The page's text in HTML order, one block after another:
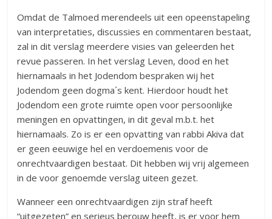
Omdat de Talmoed merendeels uit een opeenstapeling
van interpretaties, discussies en commentaren bestaat,
zal in dit verslag meerdere visies van geleerden het
revue passeren. In het verslag Leven, dood en het
hiernamaals in het Jodendom bespraken wij het
Jodendom geen dogma´s kent. Hierdoor houdt het
Jodendom een grote ruimte open voor persoonlijke
meningen en opvattingen, in dit geval m.b.t. het
hiernamaals. Zo is er een opvatting van rabbi Akiva dat
er geen eeuwige hel en verdoemenis voor de
onrechtvaardigen bestaat. Dit hebben wij vrij algemeen
in de voor genoemde verslag uiteen gezet.
Wanneer een onrechtvaardigen zijn straf heeft
“uitgezeten” en serieus berouw heeft, is er voor hem